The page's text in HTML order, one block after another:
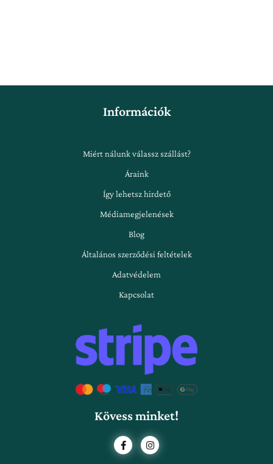
Információk
Miért nálunk válassz szállást?
Áraink
Így lehetsz hirdető
Médiamegjelenések
Blog
Általános szerződési feltételek
Adatvédelem
Kapcsolat
Kövess minket!
F
a
c
I
n
s